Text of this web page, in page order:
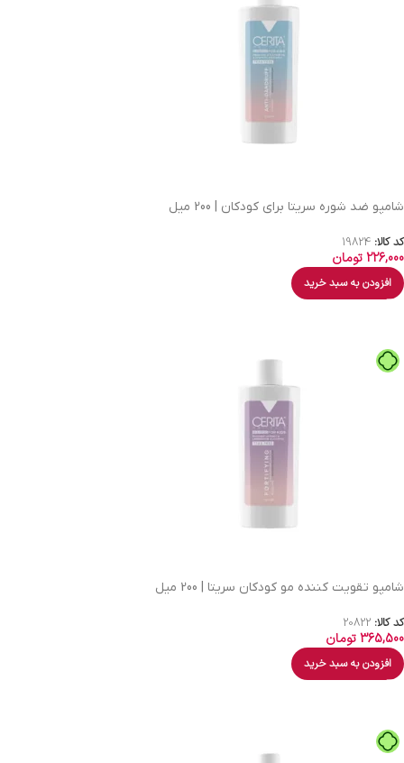
شامپو ضد شوره سریتا برای کودکان | 200 میل
کد کالا: 19824
226,000تومان
افزودن به سبد خرید
شامپو تقویت کننده مو کودکان سریتا | 200 میل
کد کالا: 20822
365,500تومان
افزودن به سبد خرید